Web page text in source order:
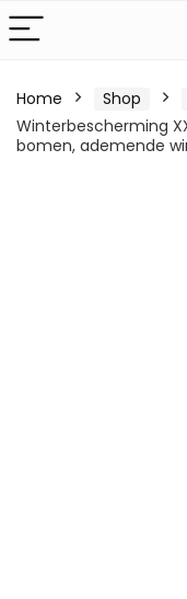
Home Shop
Winterbescherming
bomen, ademende